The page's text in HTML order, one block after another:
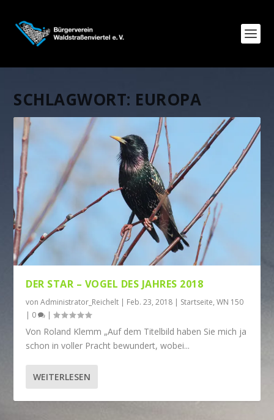
SCHLAGWORT: EUROPA
DER STAR – VOGEL DES JAHRES 2018
vonAdministrator_Reichelt | Feb. 23, 2018 | Startseite,WN 150
| 0 |
Von Roland Klemm „Auf dem Titelbild haben Sie mich ja
schon in voller Pracht bewundert, wobei...
WEITERLESEN